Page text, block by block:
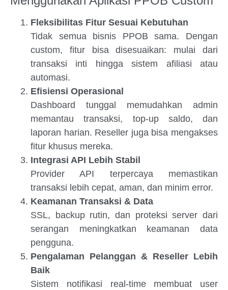
Fleksibilitas Fitur Sesuai Kebutuhan
Tidak semua bisnis PPOB sama. Dengan
custom, fitur bisa disesuaikan: mulai dari
transaksi inti hingga sistem afiliasi atau
automasi.
Efisiensi Operasional
Dashboard tunggal memudahkan admin
memantau transaksi, top-up saldo, dan
laporan harian. Reseller juga bisa mengakses
fitur khusus mereka.
Integrasi API Lebih Stabil
Provider API terpercaya memastikan
transaksi lebih cepat, aman, dan minim error.
Keamanan Transaksi & Data
SSL, backup rutin, dan proteksi server dari
serangan meningkatkan keamanan data
pengguna.
Pengalaman Pelanggan & Reseller Lebih
Baik
Sistem notifikasi real-time membuat user